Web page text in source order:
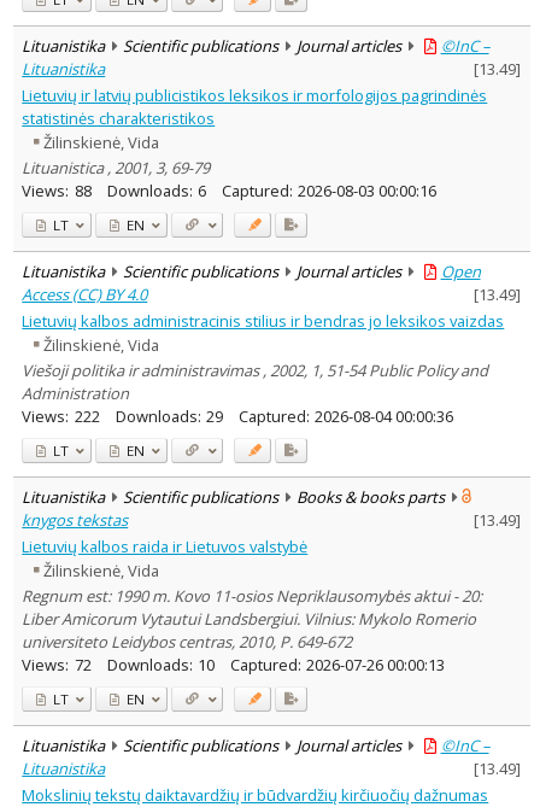
Lituanistika Scientific publications Journal articles
©InC –
Lituanistika
[13.49]
Lietuvių ir latvių publicistikos leksikos ir morfologijos pagrindinės
statistinės charakteristikos
Žilinskienė, Vida
Lituanistica , 2001, 3, 69-79
Views: 88 Downloads: 6 Captured: 2026-08-03 00:00:16
LT EN
Lituanistika Scientific publications Journal articles
Open
Access (CC) BY 4.0
[13.49]
Lietuvių kalbos administracinis stilius ir bendras jo leksikos vaizdas
Žilinskienė, Vida
Viešoji politika ir administravimas , 2002, 1, 51-54 Public Policy and
Administration
Views: 222 Downloads: 29 Captured: 2026-08-04 00:00:36
LT EN
Lituanistika Scientific publications
Books & books parts
knygos tekstas
[13.49]
Lietuvių kalbos raida ir Lietuvos valstybė
Žilinskienė, Vida
Regnum est: 1990 m. Kovo 11-osios Nepriklausomybės aktui - 20:
Liber Amicorum Vytautui Landsbergiui. Vilnius: Mykolo Romerio
universiteto Leidybos centras, 2010, P. 649-672
Views: 72 Downloads: 10 Captured: 2026-07-26 00:00:13
LT EN
Lituanistika Scientific publications Journal articles
©InC –
Lituanistika
[13.49]
Mokslinių tekstų daiktavardžių ir būdvardžių kirčiuočių dažnumas